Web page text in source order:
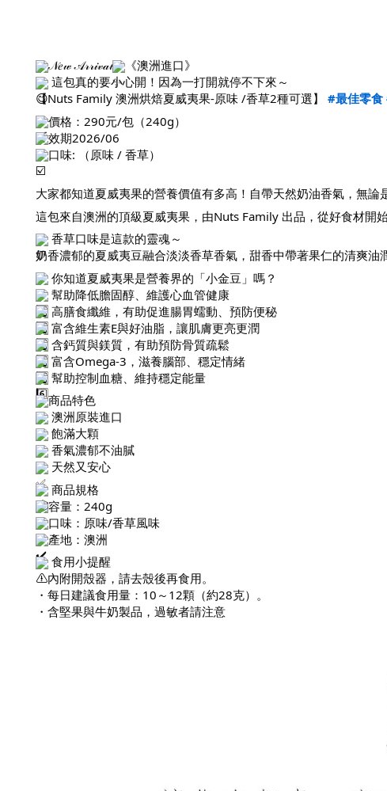
𝒩𝑒𝓌 𝒜𝓇𝓇𝒾𝓋𝒶𝓁
《澳洲進口》
這包真的要小心開！因為一打開就停不下來～
【Nuts Family 澳洲烘焙夏威夷果-原味 /香草2種可選】 #最佳零食
價格：290元/包（240g）
效期2026/06
口味: （原味 / 香草）
大家都知道夏威夷果的營養價值有多高！自帶天然奶油香氣，無
這包來自澳洲的頂級夏威夷果，由Nuts Family 出品，從好食材開
香草口味是這款的靈魂～
奶香濃郁的夏威夷豆融合淡淡香草香氣，甜香中帶著果仁的清爽
你知道夏威夷果是營養界的「小金豆」嗎？
幫助降低膽固醇、維護心血管健康
高膳食纖維，有助促進腸胃蠕動、預防便秘
富含維生素E與好油脂，讓肌膚更亮更潤
含鈣質與鎂質，有助預防骨質疏鬆
富含Omega-3，滋養腦部、穩定情緒
幫助控制血糖、維持穩定能量
商品特色
澳洲原裝進口
飽滿大顆
香氣濃郁不油膩
天然又安心
商品規格
容量：240g
口味：原味/香草風味
產地：澳洲
食用小提醒
・內附開殼器，請去殼後再食用。
・每日建議食用量：10～12顆（約28克）。
・含堅果與牛奶製品，過敏者請注意